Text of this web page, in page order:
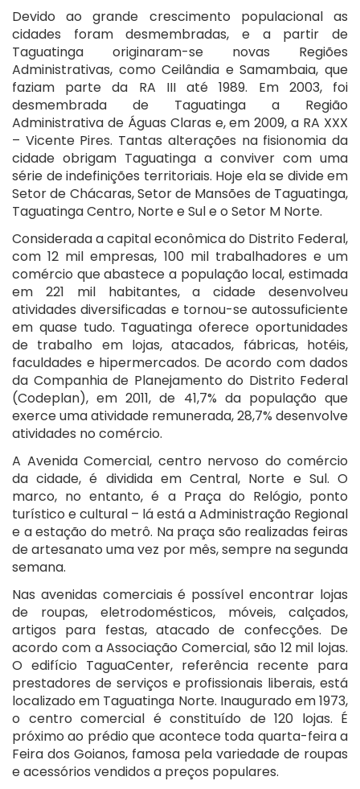
Devido ao grande crescimento populacional as
cidades foram desmembradas, e a partir de
Taguatinga originaram-se novas Regiões
Administrativas, como Ceilândia e Samambaia, que
faziam parte da RA III até 1989. Em 2003, foi
desmembrada de Taguatinga a Região
Administrativa de Águas Claras e, em 2009, a RA XXX
– Vicente Pires. Tantas alterações na fisionomia da
cidade obrigam Taguatinga a conviver com uma
série de indefinições territoriais. Hoje ela se divide em
Setor de Chácaras, Setor de Mansões de Taguatinga,
Taguatinga Centro, Norte e Sul e o Setor M Norte.
Considerada a capital econômica do Distrito Federal,
com 12 mil empresas, 100 mil trabalhadores e um
comércio que abastece a população local, estimada
em 221 mil habitantes, a cidade desenvolveu
atividades diversificadas e tornou-se autossuficiente
em quase tudo. Taguatinga oferece oportunidades
de trabalho em lojas, atacados, fábricas, hotéis,
faculdades e hipermercados. De acordo com dados
da Companhia de Planejamento do Distrito Federal
(Codeplan), em 2011, de 41,7% da população que
exerce uma atividade remunerada, 28,7% desenvolve
atividades no comércio.
A Avenida Comercial, centro nervoso do comércio
da cidade, é dividida em Central, Norte e Sul. O
marco, no entanto, é a Praça do Relógio, ponto
turístico e cultural – lá está a Administração Regional
e a estação do metrô. Na praça são realizadas feiras
de artesanato uma vez por mês, sempre na segunda
semana.
Nas avenidas comerciais é possível encontrar lojas
de roupas, eletrodomésticos, móveis, calçados,
artigos para festas, atacado de confecções. De
acordo com a Associação Comercial, são 12 mil lojas.
O edifício TaguaCenter, referência recente para
prestadores de serviços e profissionais liberais, está
localizado em Taguatinga Norte. Inaugurado em 1973,
o centro comercial é constituído de 120 lojas. É
próximo ao prédio que acontece toda quarta-feira a
Feira dos Goianos, famosa pela variedade de roupas
e acessórios vendidos a preços populares.